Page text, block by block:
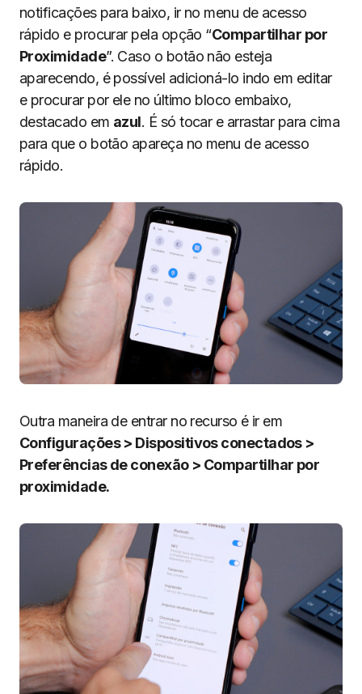
notificações para baixo, ir no menu de acesso
rápido e procurar pela opção “Compartilhar por
Proximidade”. Caso o botão não esteja
aparecendo, é possível adicioná-lo indo em editar
e procurar por ele no último bloco embaixo,
destacado em azul. É só tocar e arrastar para cima
para que o botão apareça no menu de acesso
rápido.
Outra maneira de entrar no recurso é ir em
Configurações > Dispositivos conectados >
Preferências de conexão > Compartilhar por
proximidade.